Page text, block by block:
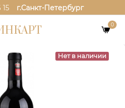
15 г.Санкт-Петербург
0
Нет в наличии